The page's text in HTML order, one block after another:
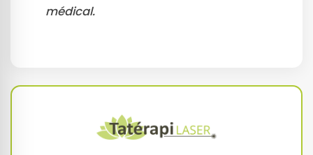
médical.